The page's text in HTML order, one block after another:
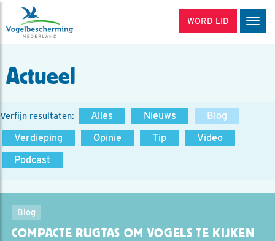
WORD LID
Actueel
Verfijn resultaten: Alles Nieuws
Blog
Verdieping
Opinie Tip
Video
Podcast
Blog
COMPACTE RUGTAS OM VOGELS TE KIJKEN